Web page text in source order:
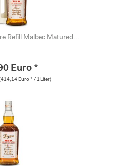
Refill Malbec Matured...
Euro *
(414,14 Euro * / 1 Liter)